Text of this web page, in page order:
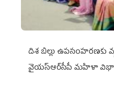
దిశ బిల్లు ఉపసంహరణకు
వైయ‌స్ఆర్‌సీపీ మహిళా